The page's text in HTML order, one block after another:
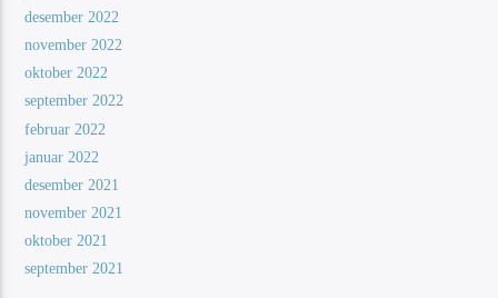
desember 2022
november 2022
oktober 2022
september 2022
februar 2022
januar 2022
desember 2021
november 2021
oktober 2021
september 2021